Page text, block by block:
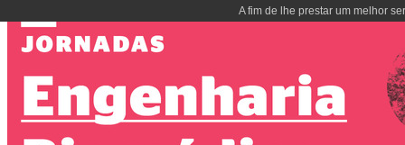
A fim de lhe prestar um melhor